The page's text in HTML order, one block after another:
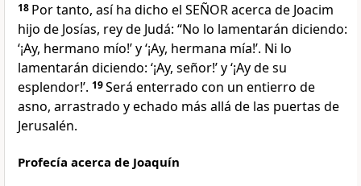
18 Por tanto, así ha dicho el SEÑOR acerca de Joacim
hijo de Josías, rey de Judá: “No lo lamentarán diciendo:
‘¡Ay, hermano mío!’ y ‘¡Ay, hermana mía!’. Ni lo
lamentarán diciendo: ‘¡Ay, señor!’ y ‘¡Ay de su
esplendor!’. 19Será enterrado con un entierro de
asno, arrastrado y echado más allá de las puertas de
Jerusalén.
Profecía acerca de Joaquín